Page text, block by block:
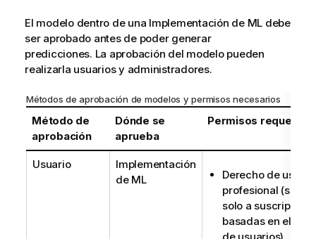
El modelo dentro de una Implementación de ML debe
ser aprobado antes de poder generar
predicciones. La aprobación del modelo pueden
realizarla usuarios y administradores.
Métodos de aprobación de modelos y permisos necesarios
Método de
aprobación
Dónde se
aprueba
Permisos
Usuario
Implementación
de ML
Derecho de
profesional (se
solo a
basadas en el